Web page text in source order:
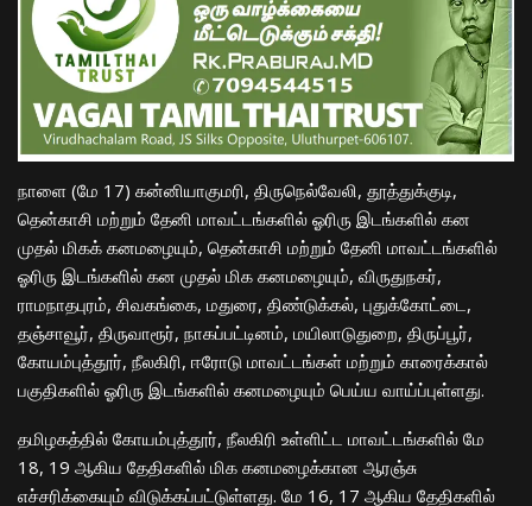
நாளை (மே 17) கன்னியாகுமரி, திருநெல்வேலி, தூத்துக்குடி,
தென்காசி மற்றும் தேனி மாவட்டங்களில் ஓரிரு இடங்களில் கன
முதல் மிகக் கனமழையும், தென்காசி மற்றும் தேனி மாவட்டங்களில்
ஓரிரு இடங்களில் கன முதல் மிக கனமழையும், விருதுநகர்,
ராமநாதபுரம், சிவகங்கை, மதுரை, திண்டுக்கல், புதுக்கோட்டை,
தஞ்சாவூர், திருவாரூர், நாகப்பட்டினம், மயிலாடுதுறை, திருப்பூர்,
கோயம்புத்தூர், நீலகிரி, ஈரோடு மாவட்டங்கள் மற்றும் காரைக்கால்
பகுதிகளில் ஓரிரு இடங்களில் கனமழையும் பெய்ய வாய்ப்புள்ளது.
தமிழகத்தில் கோயம்புத்தூர், நீலகிரி உள்ளிட்ட மாவட்டங்களில் மே
18, 19 ஆகிய தேதிகளில் மிக கனமழைக்கான ஆரஞ்சு
எச்சரிக்கையும் விடுக்கப்பட்டுள்ளது. மே 16, 17 ஆகிய தேதிகளில்